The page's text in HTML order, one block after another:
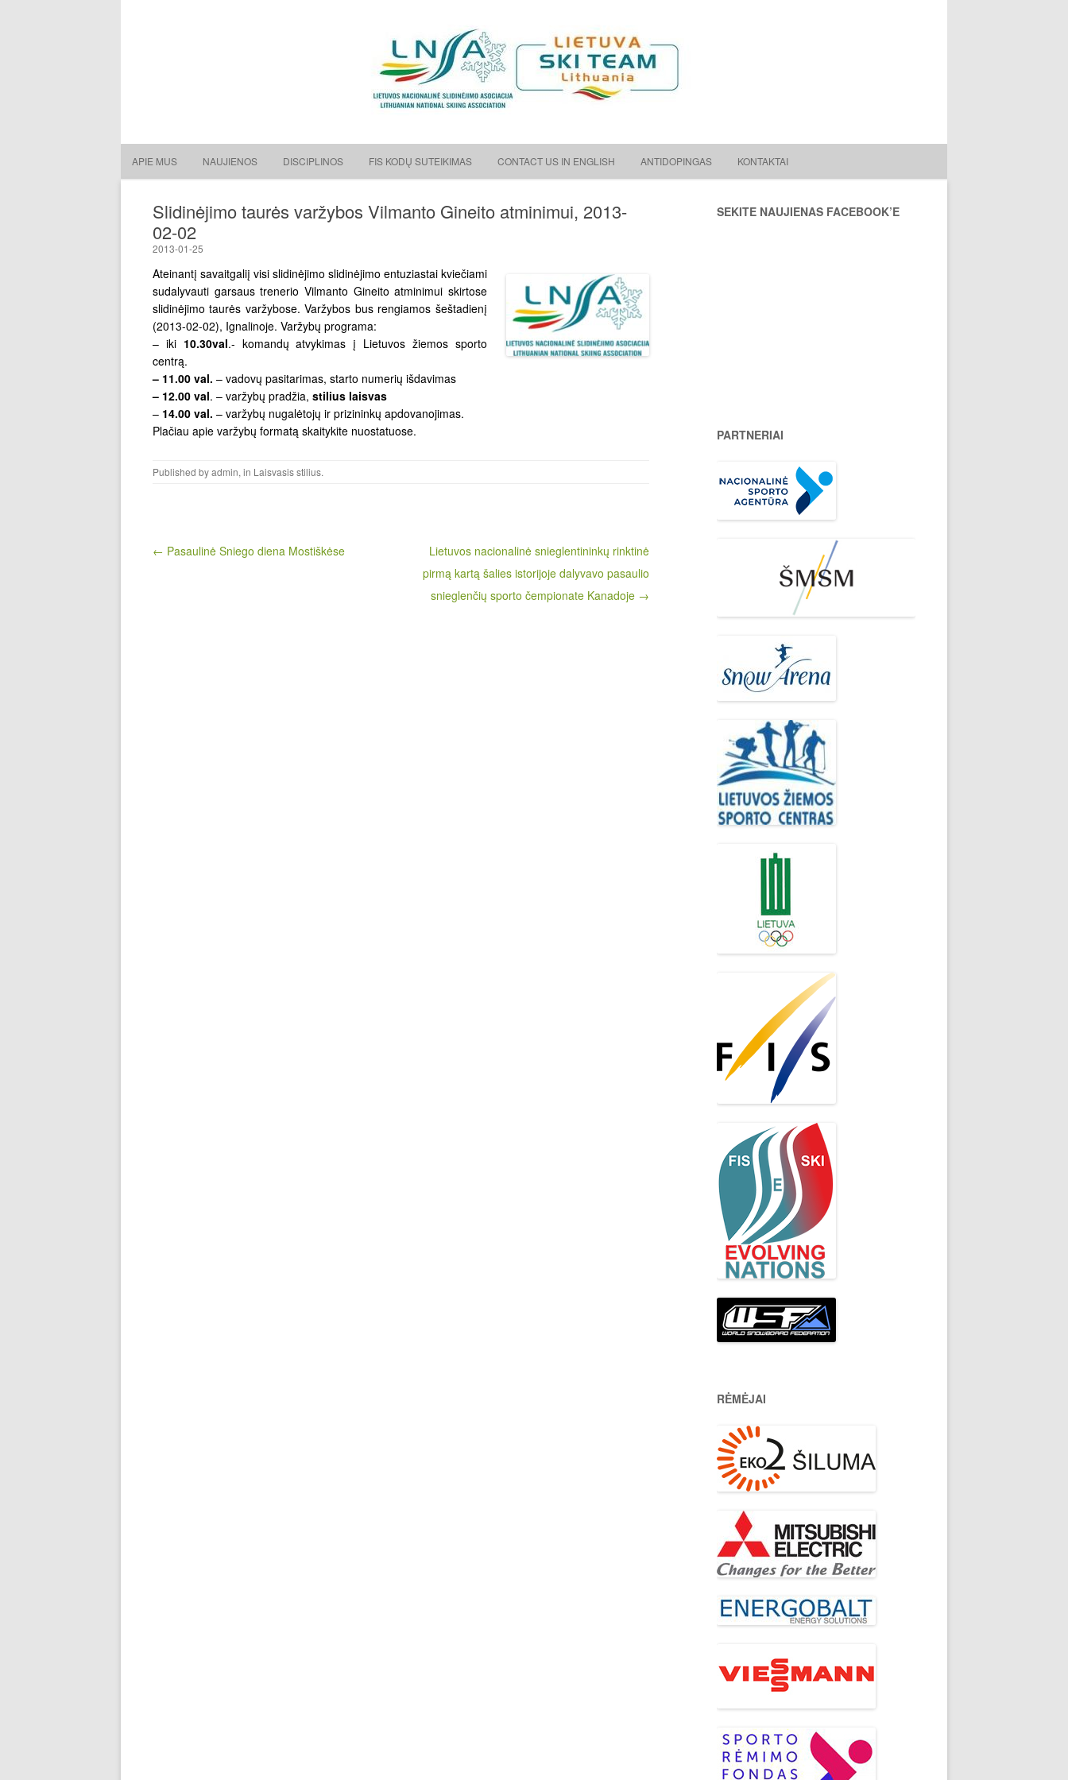
Lietuvos nacionalinė slidinėjimo asociacija
APIE MUS NAUJIENOS DISCIPLINOS FIS KODŲ SUTEIKIMAS CONTACT US IN ENGLISH ANTIDOPINGAS KONTAKTAI
Slidinėjimo taurės varžybos Vilmanto Gineito atminimui, 2013-
02-02
2013-01-25
Ateinantį savaitgaliį visi slidinėjimo slidinėjimo entuziastai kviečiami
sudalyvauti garsaus trenerio Vilmanto Gineito atminimui skirtose
slidinėjimo taurės varžybose. Varžybos bus rengiamos šeštadienį
(2013-02-02), Ignalinoje. Varžybų programa:
– iki 10.30val.- komandų atvykimas į Lietuvos žiemos sporto
centrą.
– 11.00 val. – vadovų pasitarimas, starto numerių išdavimas
– 12.00 val. – varžybų pradžia, stilius laisvas
– 14.00 val. – varžybų nugalėtojų ir prizininkų apdovanojimas.
Plačiau apie varžybų formatą skaitykite nuostatuose.
Published byadmin, in Laisvasis stilius.
Post navigation
← Pasaulinė Sniego diena Mostiškėse
Lietuvos nacionalinė snieglentininkų rinktinė
pirmą kartą šalies istorijoje dalyvavo pasaulio
snieglenčių sporto čempionate Kanadoje →
SEKITE NAUJIENAS FACEBOOK’E
PARTNERIAI
RĖMĖJAI